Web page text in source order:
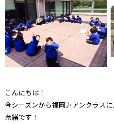
こんにちは！
今シーズンから福岡J･アンクラス
奈緒です！